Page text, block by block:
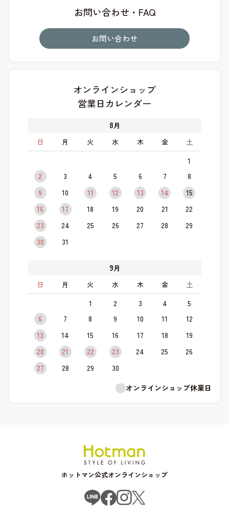
お問い合わせ・FAQ
お問い合わせ
オンラインショップ
営業日カレンダー
8月
日
月 火 水 木 金 土
1
2
3 4 5 6 7
8
9
10 11 12 13 14
15
16
17 18 19 20 21
22
23
24 25 26 27 28
29
30
31
9月
日
月 火 水 木 金 土
1 2 3 4
5
6
7 8 9 10 11
12
13
14 15 16 17 18
19
20
21 22 23 24 25
26
27
28 29
30
オンラインショップ休業日
ホットマン公式オンラインショップ